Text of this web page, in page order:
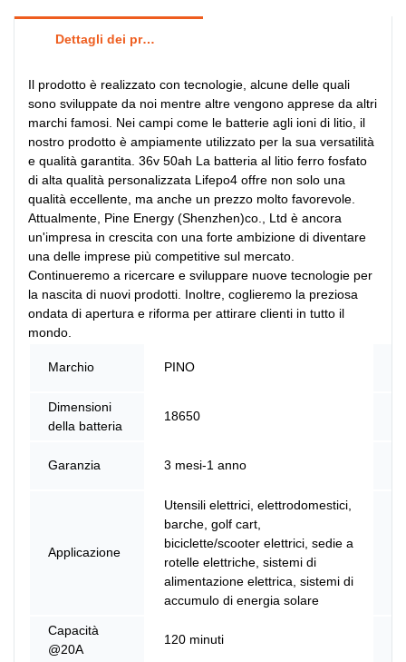
Dettagli dei prodotti
Il prodotto è realizzato con tecnologie, alcune delle quali
sono sviluppate da noi mentre altre vengono apprese da altri
marchi famosi. Nei campi come le batterie agli ioni di litio, il
nostro prodotto è ampiamente utilizzato per la sua versatilità
e qualità garantita. 36v 50ah La batteria al litio ferro fosfato
di alta qualità personalizzata Lifepo4 offre non solo una
qualità eccellente, ma anche un prezzo molto favorevole.
Attualmente, Pine Energy (Shenzhen)co., Ltd è ancora
un'impresa in crescita con una forte ambizione di diventare
una delle imprese più competitive sul mercato.
Continueremo a ricercare e sviluppare nuove tecnologie per
la nascita di nuovi prodotti. Inoltre, coglieremo la preziosa
ondata di apertura e riforma per attirare clienti in tutto il
mondo.
Marchio PINO
Dimensioni
della batteria
18650
Garanzia 3 mesi-1 anno
Applicazione
Utensili elettrici, elettrodomestici,
barche, golf cart,
biciclette/scooter elettrici, sedie a
rotelle elettriche, sistemi di
alimentazione elettrica, sistemi di
accumulo di energia solare
Capacità
@20A
120 minuti